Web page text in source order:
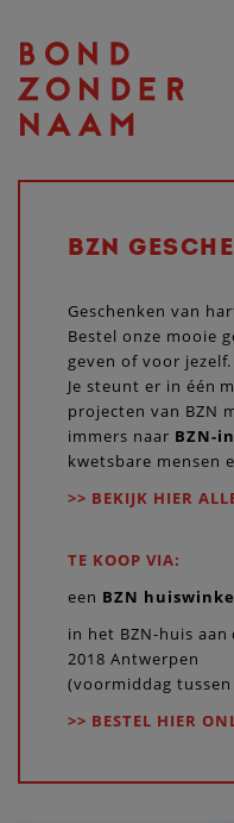
BZN
Geschenken van
Bestel onze mooie
geven of voor jezelf.
Je steunt er in één
projecten van BZN
immers naar BZN-
kwetsbare mensen
>> BEKIJK HIER
TE KOOP VIA:
een BZN
in het BZN-huis aan
2018 Antwerpen
(voormiddag tussen
>> BESTEL HIER